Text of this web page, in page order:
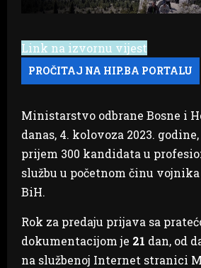
Link na izvornu vijest
Ministarstvo odbrane Bosne i
danas, 4. kolovoza 2023.
prijem 300 kandidata u
službu u početnom činu
BiH.
Rok za predaju prijava sa
dokumentacijom je 21 dan, od
na službenoj Internet stranici